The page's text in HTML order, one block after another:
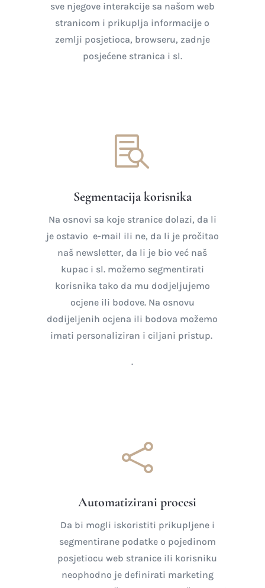
sve njegove interakcije sa našom web
stranicom i prikuplja informacije o
zemlji posjetioca, browseru, zadnje
posjećene stranica i sl.

Segmentacija korisnika
Na osnovi sa koje stranice dolazi, da li
je ostavio e-mail ili ne, da li je pročitao
naš newsletter, da li je bio već naš
kupac i sl. možemo segmentirati
korisnika tako da mu dodjeljujemo
ocjene ili bodove. Na osnovu
dodijeljenih ocjena ili bodova možemo
imati personaliziran i ciljani pristup.
.

Automatizirani procesi
Da bi mogli iskoristiti prikupljene i
segmentirane podatke o pojedinom
posjetiocu web stranice ili korisniku
neophodno je definirati marketing